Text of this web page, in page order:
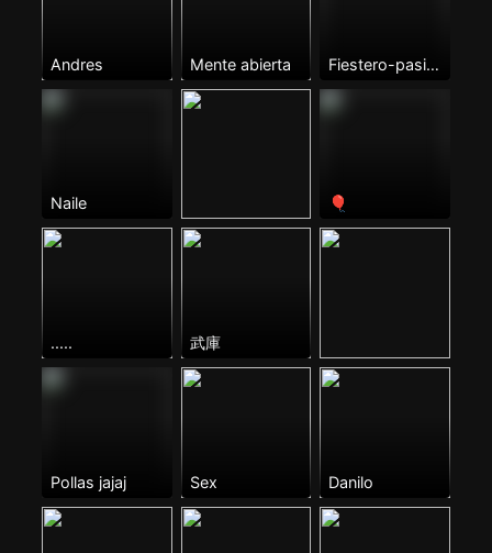
Andres Mente abierta Fiestero-pasivo
Naile 🎈
..... 武庫
Pollas jajaj Sex Danilo